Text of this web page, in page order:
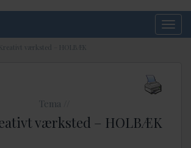
Toggle
værksted – HOLBÆK
Tema //
værksted – HOLBÆK